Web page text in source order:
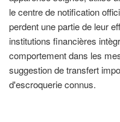
le centre de notification
perdent une partie de leur
institutions financières
comportement dans les
suggestion de transfert
d'escroquerie connus.